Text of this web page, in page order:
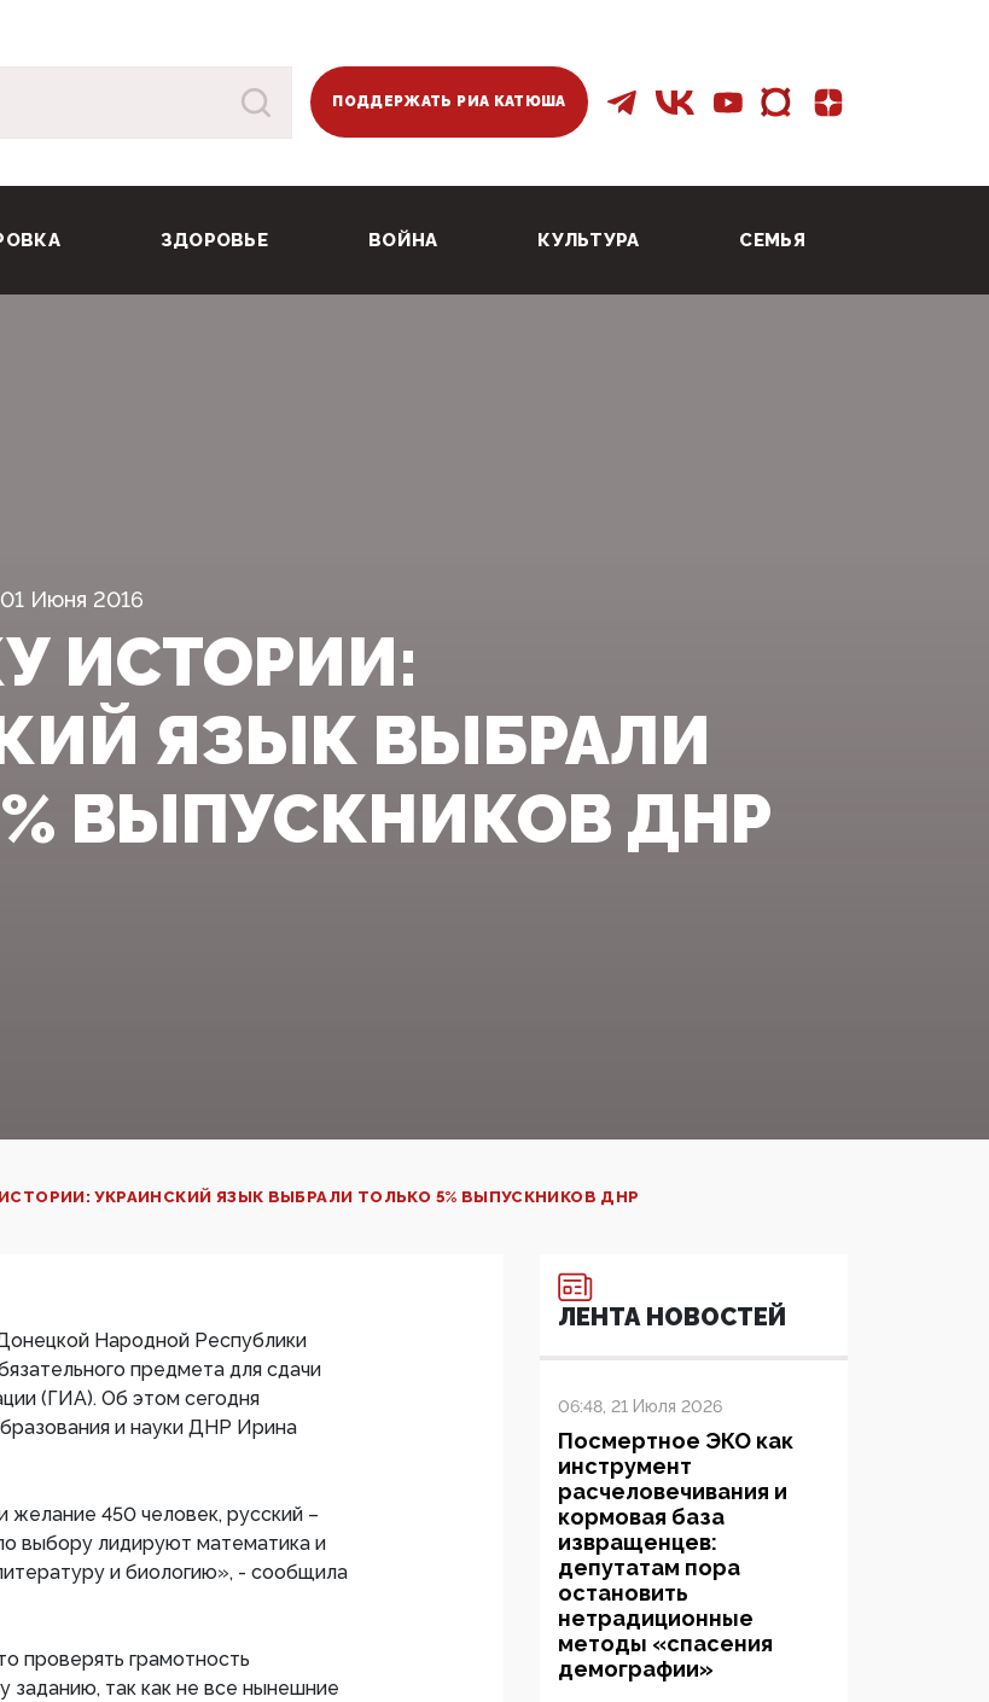
ПОДДЕРЖАТЬ РИА КАТЮША
ЗДОРОВЬЕ ВОЙНА КУЛЬТУРА СЕМЬЯ
01 Июня 2016
ИСТОРИИ:
ЯЗЫК ВЫБРАЛИ
ВЫПУСКНИКОВ ДНР
УКРАИНСКИЙ ЯЗЫК ВЫБРАЛИ ТОЛЬКО 5% ВЫПУСКНИКОВ ДНР
Народной Республики
предмета для сдачи
(ГИА). Об этом сегодня
и науки ДНР Ирина
желание 450 человек, русский –
выбору лидируют математика и
и биологию», - сообщила
проверять грамотность
так как не все нынешние
ЛЕНТА НОВОСТЕЙ
06:48, 21 Июля 2026
Посмертное ЭКО как
инструмент
расчеловечивания и
кормовая база
извращенцев:
депутатам пора
остановить
нетрадиционные
методы «спасения
демографии»